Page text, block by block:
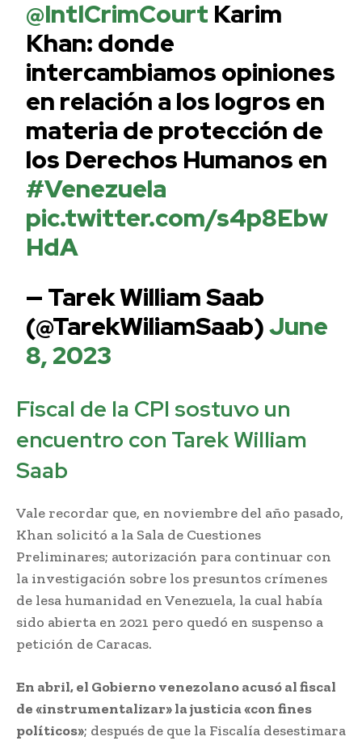
@IntlCrimCourt Karim
Khan: donde
intercambiamos opiniones
en relación a los logros en
materia de protección de
los Derechos Humanos en
#Venezuela
pic.twitter.com/s4p8Ebw
HdA
— Tarek William Saab
(@TarekWiliamSaab)June
8, 2023
Fiscal de la CPI sostuvo un
encuentro con Tarek William
Saab
Vale recordar que, en noviembre del año pasado,
Khan solicitó a la Sala de Cuestiones
Preliminares; autorización para continuar con
la investigación sobre los presuntos crímenes
de lesa humanidad en Venezuela, la cual había
sido abierta en 2021 pero quedó en suspenso a
petición de Caracas.
En abril, el Gobierno venezolano acusó al fiscal
de «instrumentalizar» la justicia «con fines
políticos»; después de que la Fiscalía desestimara